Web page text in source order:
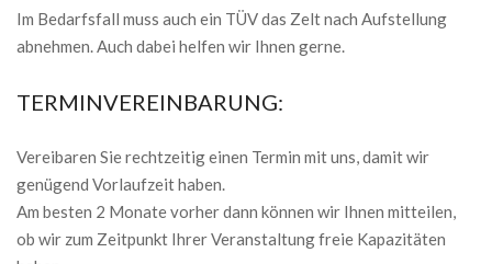
Im Bedarfsfall muss auch ein TÜV das Zelt nach Aufstellung
abnehmen. Auch dabei helfen wir Ihnen gerne.
TERMINVEREINBARUNG:
Vereibaren Sie rechtzeitig einen Termin mit uns, damit wir
genügend Vorlaufzeit haben.
Am besten 2 Monate vorher dann können wir Ihnen mitteilen,
ob wir zum Zeitpunkt Ihrer Veranstaltung freie Kapazitäten